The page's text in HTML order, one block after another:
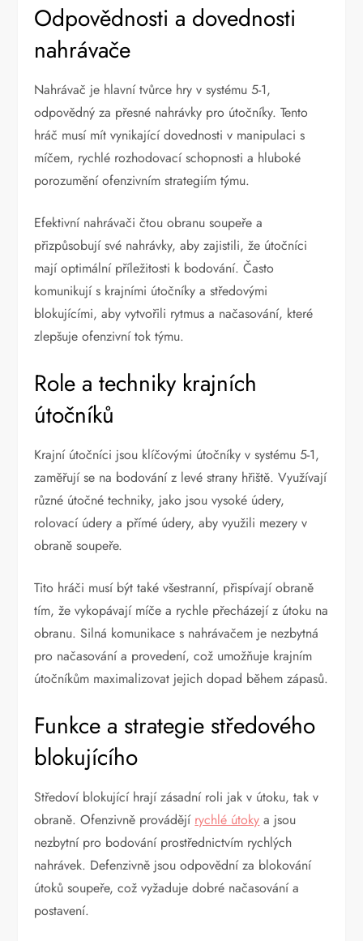
Odpovědnosti a dovednosti
nahrávače
Nahrávač je hlavní tvůrce hry v systému 5-1,
odpovědný za přesné nahrávky pro útočníky. Tento
hráč musí mít vynikající dovednosti v manipulaci s
míčem, rychlé rozhodovací schopnosti a hluboké
porozumění ofenzivním strategiím týmu.
Efektivní nahrávači čtou obranu soupeře a
přizpůsobují své nahrávky, aby zajistili, že útočníci
mají optimální příležitosti k bodování. Často
komunikují s krajními útočníky a středovými
blokujícími, aby vytvořili rytmus a načasování, které
zlepšuje ofenzivní tok týmu.
Role a techniky krajních
útočníků
Krajní útočníci jsou klíčovými útočníky v systému 5-1,
zaměřují se na bodování z levé strany hřiště. Využívají
různé útočné techniky, jako jsou vysoké údery,
rolovací údery a přímé údery, aby využili mezery v
obraně soupeře.
Tito hráči musí být také všestranní, přispívají obraně
tím, že vykopávají míče a rychle přecházejí z útoku na
obranu. Silná komunikace s nahrávačem je nezbytná
pro načasování a provedení, což umožňuje krajním
útočníkům maximalizovat jejich dopad během zápasů.
Funkce a strategie středového
blokujícího
Středoví blokující hrají zásadní roli jak v útoku, tak v
obraně. Ofenzivně provádějí rychlé útoky a jsou
nezbytní pro bodování prostřednictvím rychlých
nahrávek. Defenzivně jsou odpovědní za blokování
útoků soupeře, což vyžaduje dobré načasování a
postavení.